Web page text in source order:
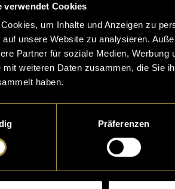
verwendet Cookies
um Inhalte und Anzeigen zu
auf unsere Website zu analysieren.
Partner für soziale Medien,
mit weiteren Daten zusammen, die Sie
haben.
Präferenzen